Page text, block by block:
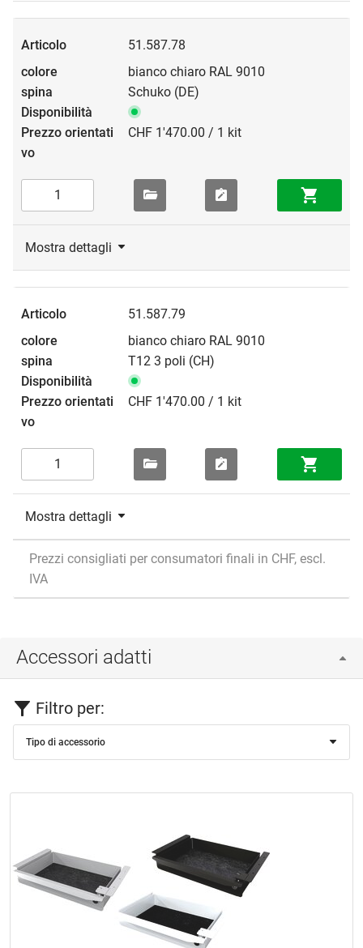
51.587.78
bianco chiaro RAL 9010
Schuko (DE)
CHF 1'470.00 / 1 kit
Mostra dettagli
51.587.79
bianco chiaro RAL 9010
T12 3 poli (CH)
CHF 1'470.00 / 1 kit
Mostra dettagli
Prezzi consigliati per consumatori finali in CHF, escl.
IVA
Accessori adatti
Filtro per:
Tipo di accessorio